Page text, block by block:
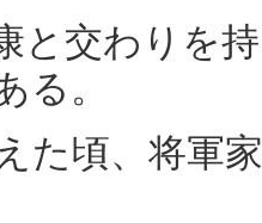
と交わりを
る。
た頃、将軍